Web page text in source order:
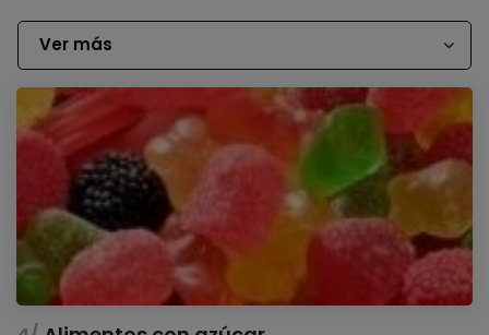
Ver más